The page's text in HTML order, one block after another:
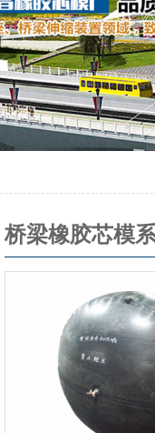
桥梁橡胶芯模